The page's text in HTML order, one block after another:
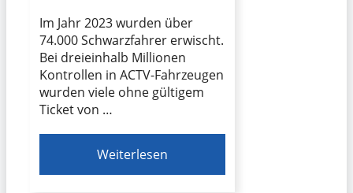
Im Jahr 2023 wurden über
74.000 Schwarzfahrer erwischt.
Bei dreieinhalb Millionen
Kontrollen in ACTV-Fahrzeugen
wurden viele ohne gültigem
Ticket von …
Weiterlesen